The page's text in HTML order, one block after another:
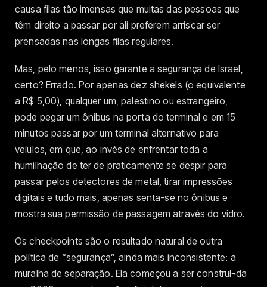
causa filas tão imensas que muitas das pessoas que
têm direito a passar por ali preferem arriscar ser
prensadas nas longas filas regulares.
Mas, pelo menos, isso garante a segurança de Israel,
certo? Errado. Por apenas dez shekels (o equivalente
a R$ 5,00), qualquer um, palestino ou estrangeiro,
pode pegar um ônibus na porta do terminal e em 15
minutos passar por um terminal alternativo para
veíulos, em que, ao invés de enfrentar toda a
humilhação de ter de praticamente se despir para
passar pelos detectores de metal, tirar impressões
digitais e tudo mais, apenas senta-se no ônibus e
mostra sua permissão de passagem através do vidro.
Os checkpoints são o resultado natural de outra
política de “segurança”, ainda mais inconsistente: a
muralha de separação. Ela começou a ser construí¬da